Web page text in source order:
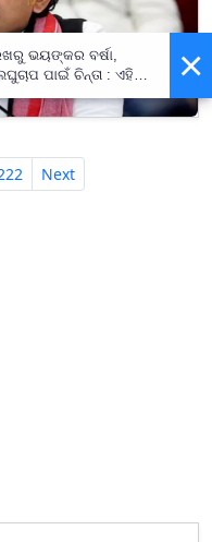
Next
×
ଭୟଙ୍କର ବର୍ଷା,
ପାଇଁ ଚିନ୍ତା : ଏହି
ରୁହନ୍ତୁ ସାବଧାନ !